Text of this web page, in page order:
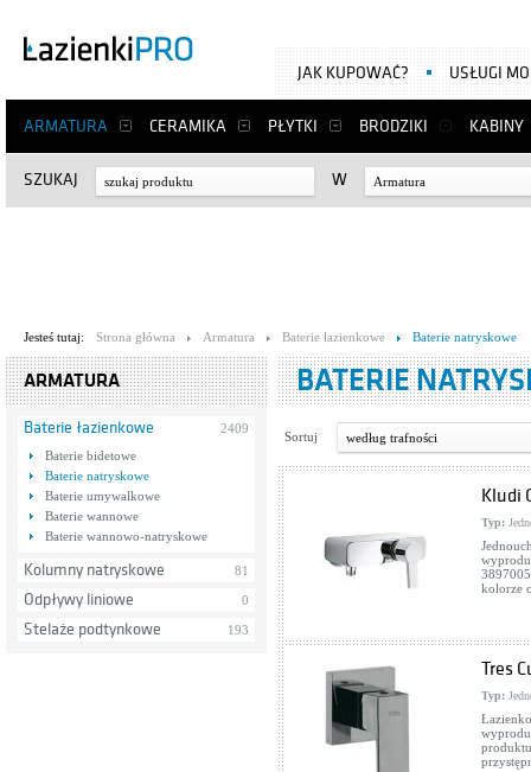
ARMATURA CERAMIKA PŁYTKI BRODZIKI KABINY
JAK KUPOWAĆ? USŁUGI
SZUKAJ W Armatura
Jesteś tutaj: Strona główna Armatura Baterie łazienkowe Baterie natryskowe
ARMATURA
Baterie łazienkowe
2409
Baterie bidetowe
Baterie natryskowe
Baterie umywalkowe
Baterie wannowe
Baterie wannowo-natryskowe
Kolumny natryskowe 81
Odpływy liniowe 0
Stelaże podtynkowe 193
BATERIE
Sortuj według trafności
Kludi
Typ:
kolorze
Tres
Typ: